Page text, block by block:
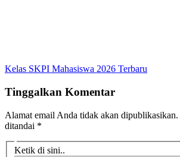
Kelas SKPI Mahasiswa 2026 Terbaru
Tinggalkan Komentar
Alamat email Anda tidak akan dipublikasikan.
ditandai *
Ketik di sini..